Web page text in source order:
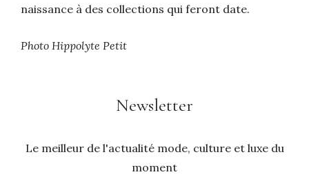
naissance à des collections qui feront date.
Photo Hippolyte Petit
Newsletter
Le meilleur de l'actualité mode, culture et luxe du
moment